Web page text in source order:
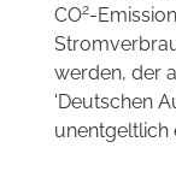
CO2-
werden, der
'Deutschen
unentgeltlich